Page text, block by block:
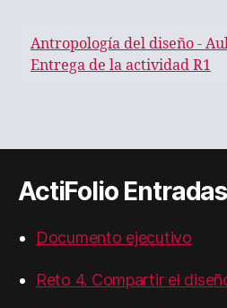
Antropología del diseño -
Entrega de la actividad R1
ActiFolio
Documento ejecutivo
Reto 4. Compartir el